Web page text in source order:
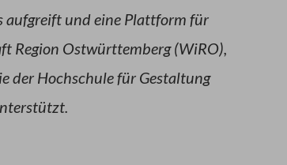
aufgreift und eine Plattform für
Region Ostwürttemberg (WiRO),
der Hochschule für Gestaltung